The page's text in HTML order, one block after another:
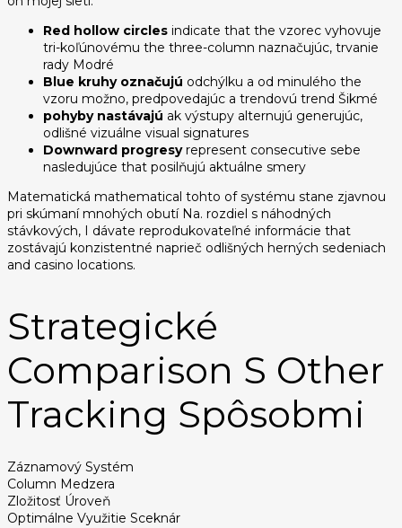
Red hollow circles indicate that the vzorec vyhovuje
tri-koľúnovému the three-column naznačujúc, trvanie
rady Modré
Blue kruhy označujú odchýlku a od minulého the
vzoru možno, predpovedajúc a trendovú trend Šikmé
pohyby nastávajú ak výstupy alternujú generujúc,
odlišné vizuálne visual signatures
Downward progresyrepresent consecutive sebe
nasledujúce that posilňujú aktuálne smery
Matematická mathematical tohto of systému stane zjavnou
pri skúmaní mnohých obutí Na. rozdiel s náhodných
stávkových, I dávate reprodukovateľné informácie that
zostávajú konzistentné naprieč odlišných herných sedeniach
and casino locations.
Strategické
Comparison S Other
Tracking Spôsobmi
Záznamový Systém
Column Medzera
Zložitosť Úroveň
Optimálne Využitie Sceknár